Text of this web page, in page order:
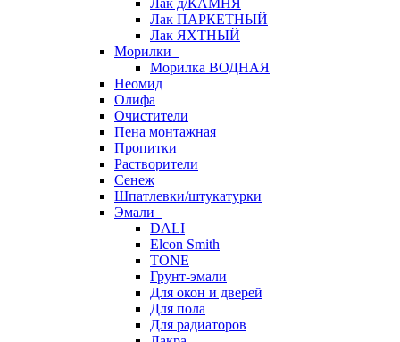
Лак д/КАМНЯ
Лак ПАРКЕТНЫЙ
Лак ЯХТНЫЙ
Морилки
Морилка ВОДНАЯ
Неомид
Олифа
Очистители
Пена монтажная
Пропитки
Растворители
Сенеж
Шпатлевки/штукатурки
Эмали
DALI
Elcon Smith
TONE
Грунт-эмали
Для окон и дверей
Для пола
Для радиаторов